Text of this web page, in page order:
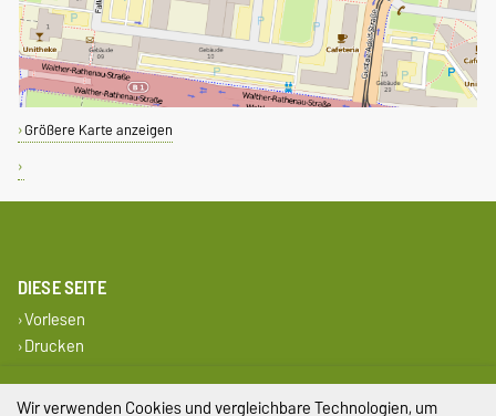
Größere Karte anzeigen
DIESE SEITE
Vorlesen
Drucken
Impressum
Wir verwenden Cookies und vergleichbare Technologien, um